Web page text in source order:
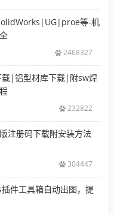
等-机
2468327
|铝型材库下载|附sw焊
232822
注册码下载附安装方法
304447
件工具箱自动出图，提